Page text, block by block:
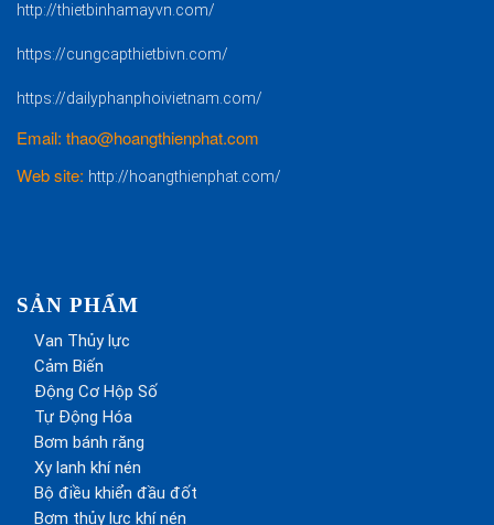
http://thietbinhamayvn.com/
https://cungcapthietbivn.com/
https://dailyphanphoivietnam.com/
Email: thao@hoangthienphat.com
Web site: http://hoangthienphat.com/
SẢN PHẨM
Van Thủy lực
Cảm Biến
Động Cơ Hộp Số
Tự Động Hóa
Bơm bánh răng
Xy lanh khí nén
Bộ điều khiển đầu đốt
Bơm thủy lực khí nén